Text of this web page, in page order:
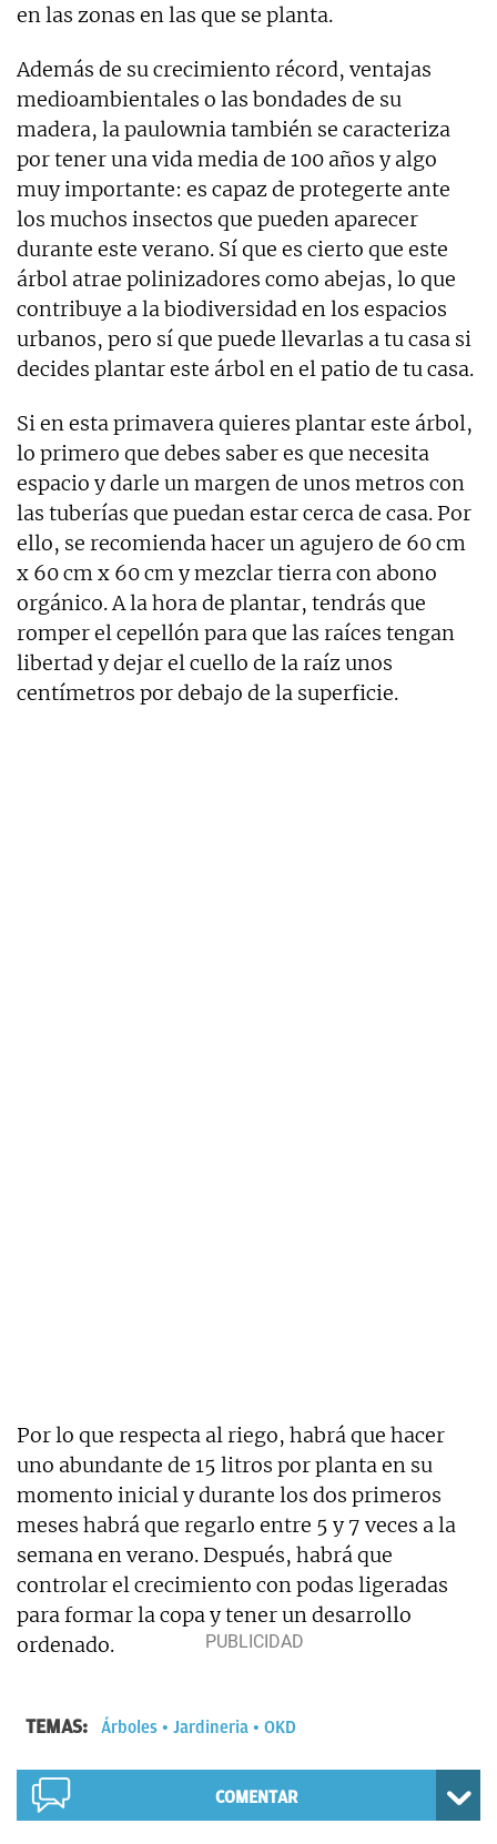
en las zonas en las que se planta.
Además de su crecimiento récord, ventajas
medioambientales o las bondades de su
madera, la paulownia también se caracteriza
por tener una vida media de 100 años y algo
muy importante: es capaz de protegerte ante
los muchos insectos que pueden aparecer
durante este verano. Sí que es cierto que este
árbol atrae polinizadores como abejas, lo que
contribuye a la biodiversidad en los espacios
urbanos, pero sí que puede llevarlas a tu casa si
decides plantar este árbol en el patio de tu casa.
Si en esta primavera quieres plantar este árbol,
lo primero que debes saber es que necesita
espacio y darle un margen de unos metros con
las tuberías que puedan estar cerca de casa. Por
ello, se recomienda hacer un agujero de 60 cm
x 60 cm x 60 cm y mezclar tierra con abono
orgánico. A la hora de plantar, tendrás que
romper el cepellón para que las raíces tengan
libertad y dejar el cuello de la raíz unos
centímetros por debajo de la superficie.
Por lo que respecta al riego, habrá que hacer
uno abundante de 15 litros por planta en su
momento inicial y durante los dos primeros
meses habrá que regarlo entre 5 y 7 veces a la
semana en verano. Después, habrá que
controlar el crecimiento con podas ligeradas
para formar la copa y tener un desarrollo
ordenado.
TEMAS: Árboles Jardineria OKD
COMENTAR